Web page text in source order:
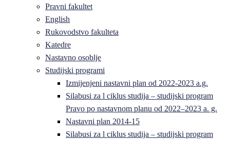
Pravni fakultet
English
Rukovodstvo fakulteta
Katedre
Nastavno osoblje
Studijski programi
Izmijenjeni nastavni plan od 2022-2023 a.g.
Silabusi za l ciklus studija – studijski program
Pravo po nastavnom planu od 2022–2023 a. g.
Nastavni plan 2014-15
Silabusi za l ciklus studija – studijski program